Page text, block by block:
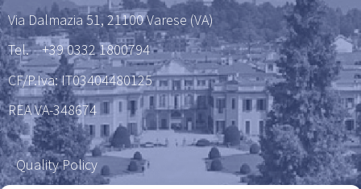
Via Dalmazia 51, 21100 Varese (VA)
Tel.+39 0332 1800794
CF/P.Iva: IT03404480125
REA VA-348674
Quality Policy